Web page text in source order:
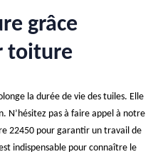
grâce
toiture
la durée de vie des tuiles. Elle
N’hésitez pas à faire appel à notre
22450 pour garantir un travail de
indispensable pour connaître le